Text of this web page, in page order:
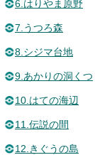
6.はりやま原野
7.うつろ森
8.シジマ台地
9.あかりの洞くつ
10.はての海辺
11.伝説の間
12.きぐうの島